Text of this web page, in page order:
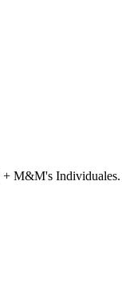
M&M's Individuales.